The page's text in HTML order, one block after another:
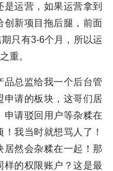
运营，如果运营拿到
创新项目拖后腿，前面
只有3-6个月，所以运
重。
品总监给我一个后台管
申请的板块，这哥们居
申请驳回用户等杂糅在
我当时就想骂人了！
居然会杂糅在一起！那
样的权限账户？这是最